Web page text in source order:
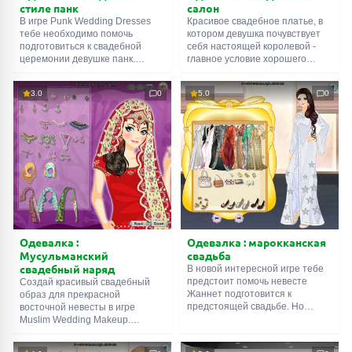
ПОИСК ИГР
стиле панк
В игре Punk Wedding Dresses
тебе необходимо помочь
подготовиться к свадебной
церемонии девушке панк.
таком случае не подойдет,
необходимо выбрать что-то
более экстравагантное и
неординарное. Примеряй
разные платья, чтобы выбрать
самое лучшее. Сделай девушке
прическу и макияж, подбери
соотвествующую обувь и
украшения. Помни, что каждая
невеста хочет быть самой
красивой в такой важный день.
Приятной игры! Готическая
салон
Красивое свадебное платье, в
котором девушка почувствует
себя настоящей королевой -
главное условие хорошего
знаменательный день. В игре
Atelier Aimee Montenapoleone
представлена шикарная
коллекция лучших свадебных
платьев. Помоги Монике
представить эту коллекцию на
подиуме и порадовать
будующих невест. Не забудь о
красивой прическе, макияже и
украшениях. Приятной игры!
3.0 0
Одевалка :
Мусульманский
свадебный наряд
Создай красивый свадебный
образ для прекрасной
восточной невесты в игре
Muslim Wedding Makeup.
свадебную одежду,
5.0 0
Одевалка : марокканская
свадьба
В новой интересной игре тебе
предстоит помочь невесте
Жаннет подготовится к
предстоящей свадьбе. Но
страны Марокко. Поэтому и